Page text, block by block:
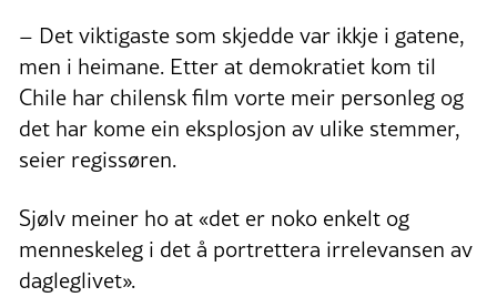
– Det viktigaste som skjedde var ikkje i gatene,
men i heimane. Etter at demokratiet kom til
Chile har chilensk film vorte meir personleg og
det har kome ein eksplosjon av ulike stemmer,
seier regissøren.
Sjølv meiner ho at «det er noko enkelt og
menneskeleg i det å portrettera irrelevansen av
dagleglivet».